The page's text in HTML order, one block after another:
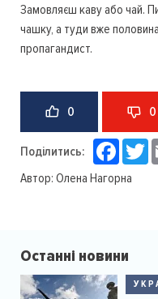
Замовляєш каву або чай.
чашку, а туди вже
пропагандист.
0 0
Поділитись:
Автор: Олена Нагорна
Останні новини